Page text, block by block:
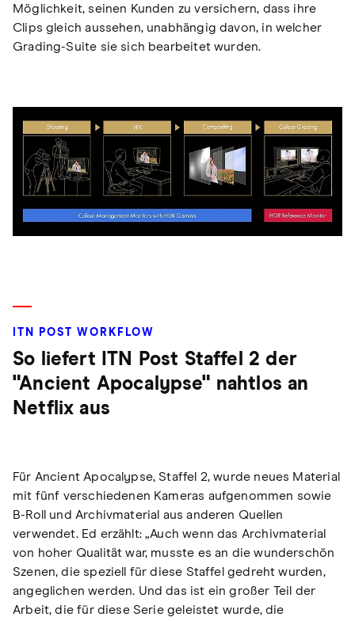
Möglichkeit, seinen Kunden zu versichern, dass ihre
Clips gleich aussehen, unabhängig davon, in welcher
Grading-Suite sie sich bearbeitet wurden.
ITN POST WORKFLOW
So liefert ITN Post Staffel 2 der
"Ancient Apocalypse" nahtlos an
Netflix aus
Für Ancient Apocalypse, Staffel 2, wurde neues Material
mit fünf verschiedenen Kameras aufgenommen sowie
B-Roll und Archivmaterial aus anderen Quellen
verwendet. Ed erzählt: „Auch wenn das Archivmaterial
von hoher Qualität war, musste es an die wunderschön
Szenen, die speziell für diese Staffel gedreht wurden,
angeglichen werden. Und das ist ein großer Teil der
Arbeit, die für diese Serie geleistet wurde, die